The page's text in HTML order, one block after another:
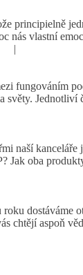
principielně
nás vlastní
|
fungováním
světy.
naší
Jak oba
dostáváme
chtějí aspoň